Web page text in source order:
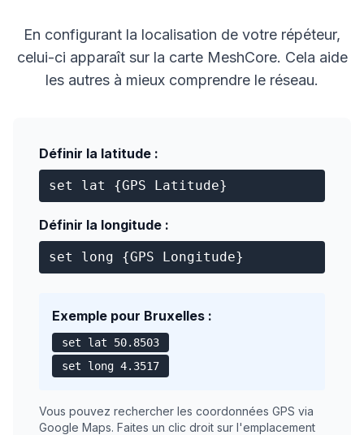
En configurant la localisation de votre répéteur,
celui-ci apparaît sur la carte MeshCore. Cela aide
les autres à mieux comprendre le réseau.
Définir la latitude :
set lat {GPS Latitude}
Définir la longitude :
set long {GPS Longitude}
Exemple pour Bruxelles :
set lat 50.8503
set long 4.3517
Vous pouvez rechercher les coordonnées GPS via
Google Maps. Faites un clic droit sur l'emplacement